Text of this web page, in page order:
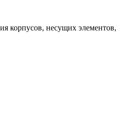
корпусов, несущих элементов,